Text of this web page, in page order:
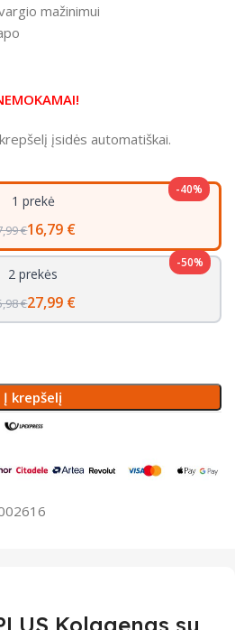
mažinimui
įsidės automatiškai.
-40%
1 prekė
€16,79 €
-50%
2 prekės
€27,99 €
Į krepšelį